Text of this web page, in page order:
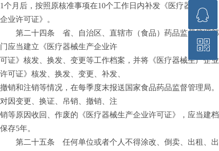
1个月后，按照原核准事项在10个工作日内补发《医疗器械生产
企业许可证》。
第二十四条 省、自治区、直辖市（食品）药品监督管理部
门应当建立《医疗器械生产企业许
可证》核发、换发、变更等工作档案，并将《医疗器械生产企业
许可证》核发、换发、变更、补发、
撤销和注销等情况，在每季度末报送国家食品药品监督管理局。
对因变更、换证、吊销、撤销、注
销等原因收回、作废的《医疗器械生产企业许可证》，应当建档
保存5年。
第二十五条 任何单位或者个人不得涂改、倒卖、出租、出
ꁗ
QQ客服
ꀥ
ꁗ
QQ客服
ꀥ
ꁗ
QQ客服
ꀥ